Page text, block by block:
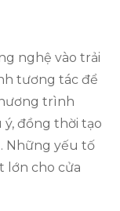
nghệ vào trải
tương tác để
trình
đồng thời tạo
Những yếu tố
lớn cho cửa